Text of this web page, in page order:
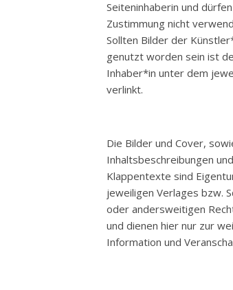
Seiteninhaberin und
Zustimmung nicht
Sollten Bilder der
genutzt worden sein ist
Inhaber*in unter dem
verlinkt.
Die Bilder und Cover,
Inhaltsbeschreibungen und
Klappentexte sind
jeweiligen Verlages bzw.
oder andersweitigen
und dienen hier nur zur
Information und